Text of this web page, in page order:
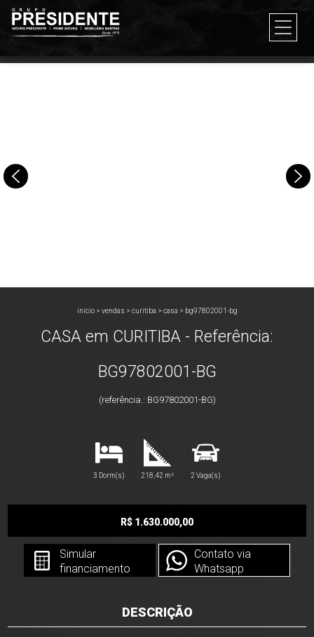
início> vendas > curitiba > casa > bg97802001-bg
CASA em CURITIBA - Referência:
BG97802001-BG
(referência.: BG97802001-BG)
3 Dorm(s) 218,42 m² 2 Vaga(s)
R$ 1.630.000,00
Simular
financiamento
Contato via
Whatsapp
DESCRIÇÃO